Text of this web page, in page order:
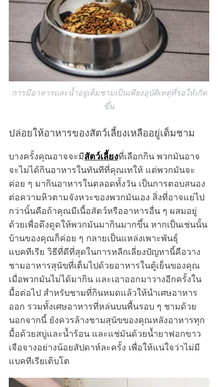
การมีอาหารและน้ำอยู่เต็มชามเป็นเพียงอุบัติเหตุที่รอให้เกิด
ขึ้น
ปล่อยให้อาหารของสัตว์เลี้ยงเหลืออยู่เต็มชาม
บางครั้งคุณอาจจะมีสัตว์เลี้ยงที่เลือกกิน พวกมันอาจ
จะไม่ได้กินอาหารในทันทีที่คุณเทให้ แต่พวกมันจะ
ค่อย ๆ มากินอาหารในตลอดทั้งวัน เป็นการตอบสนอง
ต่อความหิวตามจังหวะของพวกมันเอง สิ่งที่อาจแย่ไป
กว่านั้นคือถ้าคุณมีเนื้อสัตว์หรืออาหารอื่น ๆ ผสมอยู่
ด้วยเพื่อดึงดูดให้พวกมันมากินมากขึ้น หากเป็นเช่นนั้น
บ้านของคุณก็ค่อย ๆ กลายเป็นแหล่งเพาะพันธุ์
แบคทีเรีย วิธีที่ดีที่สุดในการหลีกเลี่ยงปัญหานี้คือวาง
ชามอาหารสุนัขที่เต็มไปด้วยอาหารในตู้เย็นของคุณ
เมื่อพวกมันไม่ได้มากิน และเอาออกมาวางอีกครั้งใน
มื้อต่อไป สำหรับชามที่กินหมดแล้วให้นำเศษอาหาร
ออก รวมทั้งเศษอาหารที่หล่นบนพื้นรอบ ๆ ชามด้วย
นอกจากนี้ ยังควรล้างชามสุนัขของคุณหลังอาหารทุก
มื้อด้วยสบู่และน้ำร้อน และแช่มันด้วยน้ำยาฟอกขาว
เจือจางอย่างน้อยสัปดาห์ละครั้ง เพื่อให้แน่ใจว่าไม่มี
แบคทีเรียเติบโต